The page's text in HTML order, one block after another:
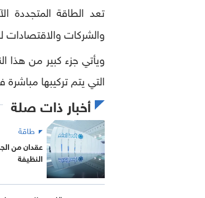
تعد الطاقة المتجددة
والشركات والاقتصادات
ويأتي جزء كبير من هذا
التي يتم تركيبها
أخبار ذات صلة
طاقة
عقدان من
النظيفة